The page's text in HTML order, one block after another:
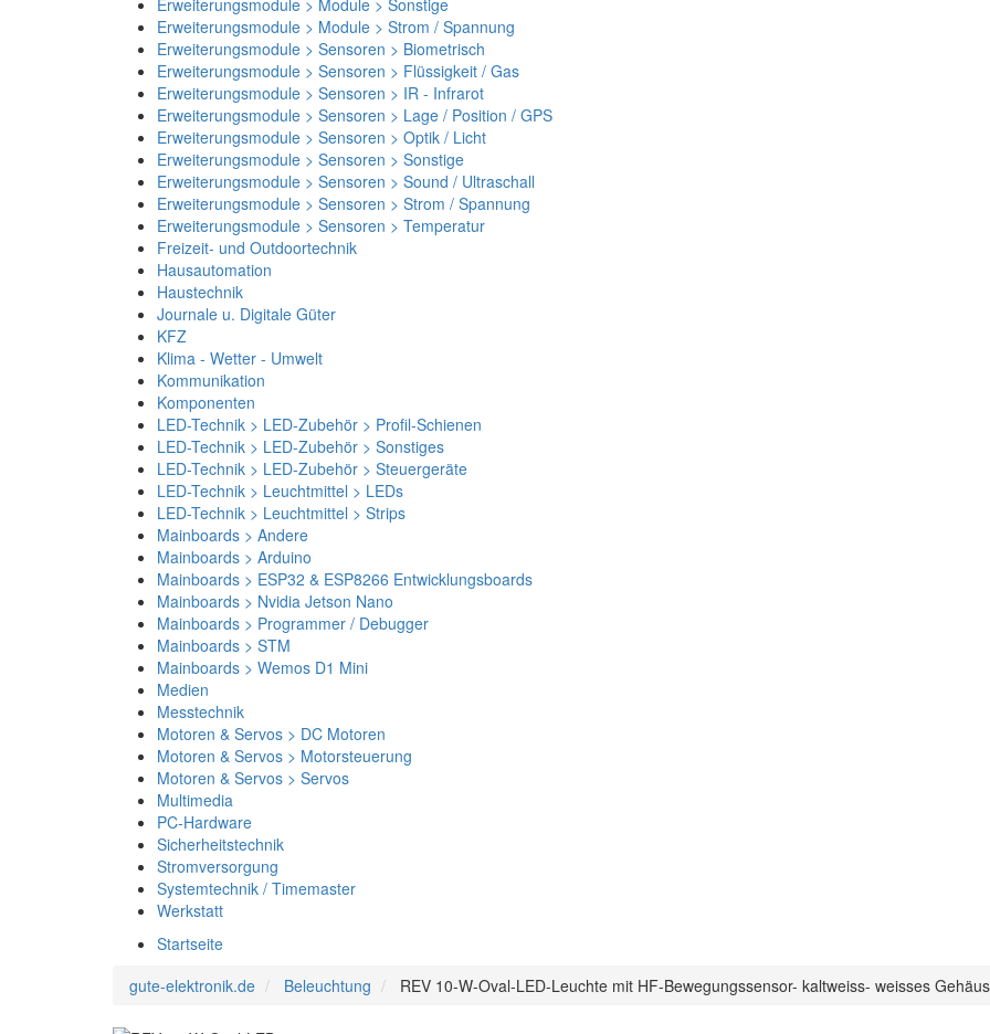
Erweiterungsmodule > Module > Sonstige
Erweiterungsmodule > Module > Strom / Spannung
Erweiterungsmodule > Sensoren > Biometrisch
Erweiterungsmodule > Sensoren > Flüssigkeit / Gas
Erweiterungsmodule > Sensoren > IR - Infrarot
Erweiterungsmodule > Sensoren > Lage / Position / GPS
Erweiterungsmodule > Sensoren > Optik / Licht
Erweiterungsmodule > Sensoren > Sonstige
Erweiterungsmodule > Sensoren > Sound / Ultraschall
Erweiterungsmodule > Sensoren > Strom / Spannung
Erweiterungsmodule > Sensoren > Temperatur
Freizeit- und Outdoortechnik
Hausautomation
Haustechnik
Journale u. Digitale Güter
KFZ
Klima - Wetter - Umwelt
Kommunikation
Komponenten
LED-Technik > LED-Zubehör > Profil-Schienen
LED-Technik > LED-Zubehör > Sonstiges
LED-Technik > LED-Zubehör > Steuergeräte
LED-Technik > Leuchtmittel > LEDs
LED-Technik > Leuchtmittel > Strips
Mainboards > Andere
Mainboards > Arduino
Mainboards > ESP32 & ESP8266 Entwicklungsboards
Mainboards > Nvidia Jetson Nano
Mainboards > Programmer / Debugger
Mainboards > STM
Mainboards > Wemos D1 Mini
Medien
Messtechnik
Motoren & Servos > DC Motoren
Motoren & Servos > Motorsteuerung
Motoren & Servos > Servos
Multimedia
PC-Hardware
Sicherheitstechnik
Stromversorgung
Systemtechnik / Timemaster
Werkstatt
Startseite
gute-elektronik.de
Beleuchtung REV 10-W-Oval-LED-Leuchte mit HF-Bewegungssensor- kaltweiss- weisses